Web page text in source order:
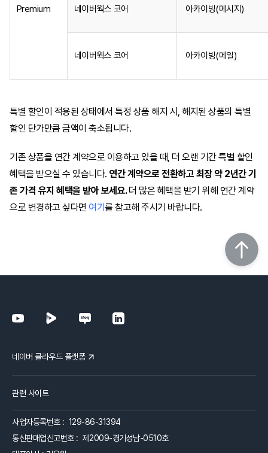
Premium 네이버웍스 코어 아카이빙(메시지)
네이버웍스 코어 아카이빙(메일)
특별 할인이 적용된 상태에서 특정 상품 해지 시, 해지된 상품의 특별
할인 단가만큼 금액이 축소됩니다.
기존 상품을 연간 계약으로 이용하고 있을 때, 더 오랜 기간 특별 할인
혜택을 받으실 수 있습니다. 연간 계약으로 전환하고 최장 약 2년간 기
존 가격 유지 혜택을 받아 보세요.더 많은 혜택을 받기 위해 연간 계약
으로 변경하고 싶다면 여기 를 참고해 주시기 바랍니다.
사업자등록번호 : 129-86-31394
통신판매업신고번호 : 제2009-경기성남-0510호
네이버 클라우드 플랫폼
관련 사이트